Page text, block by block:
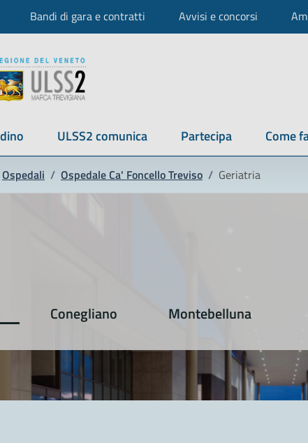
Bandi di gara e contratti Avvisi e concorsi
ULSS2 comunica Partecipa Come
Ospedali / Ospedale Ca' Foncello Treviso / Geriatria
Conegliano Montebelluna